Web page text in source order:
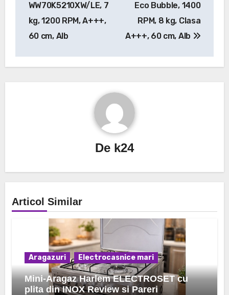
WW70K5210XW/LE, 7
kg, 1200 RPM, A+++,
60 cm, Alb
Eco Bubble, 1400
RPM, 8 kg, Clasa
A+++, 60 cm, Alb
De k24
Articol Similar
Aragazuri Electrocasnice mari
Mini-Aragaz Harlem ELECTROSET cu
plita din INOX Review si Pareri